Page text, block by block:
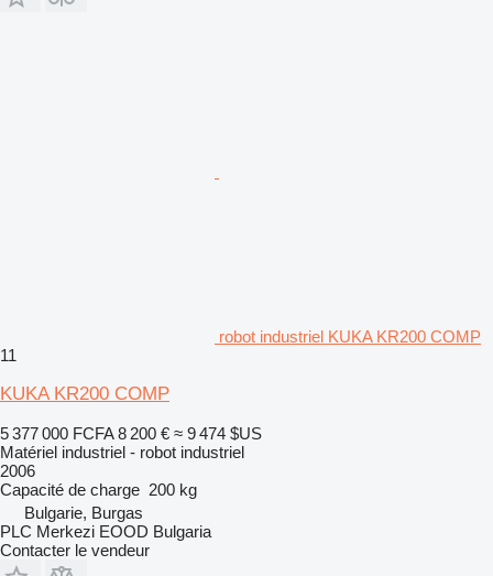
robot industriel KUKA KR200 COMP
11
KUKA KR200 COMP
5 377 000 FCFA 8 200 € ≈ 9 474 $US
Matériel industriel - robot industriel
2006
Capacité de charge 200 kg
Bulgarie, Burgas
PLC Merkezi EOOD Bulgaria
Contacter le vendeur